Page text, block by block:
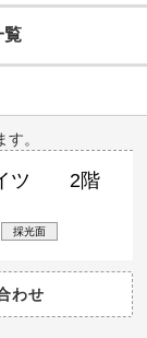
覧
。
イツ 2階
採光面